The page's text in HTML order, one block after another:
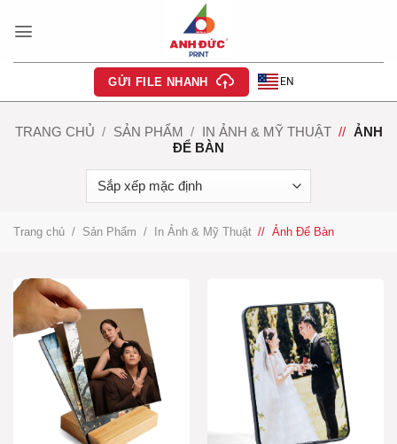
qua
GỬI FILE NHANH EN
TRANG CHỦ / SẢN PHẨM / IN ẢNH & MỸ THUẬT / ẢNH
ĐỂ BÀN
Trang chủ / Sản Phẩm / In Ảnh & Mỹ Thuật / Ảnh Để Bàn